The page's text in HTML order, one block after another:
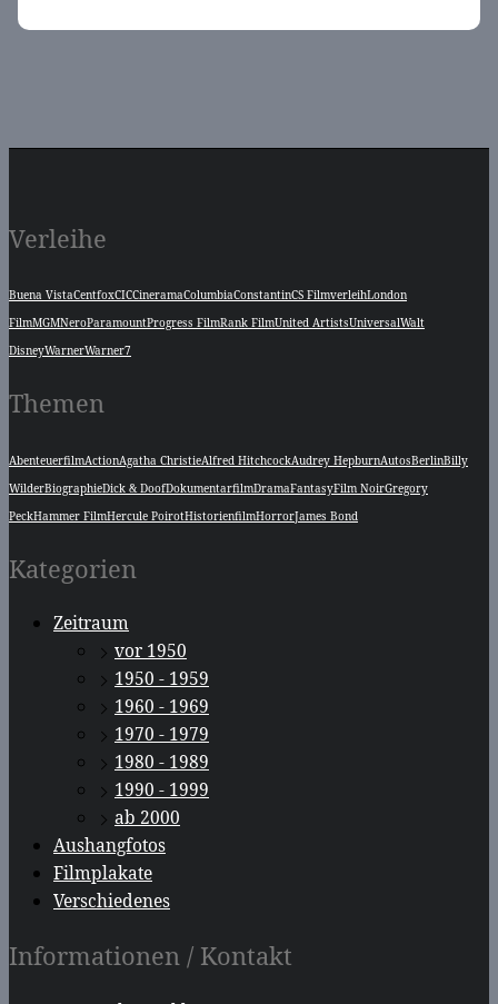
Verleihe
Buena VistaCentfoxCICCineramaColumbiaConstantinCS FilmverleihLondon
FilmMGMNeroParamountProgress FilmRank FilmUnited ArtistsUniversalWalt
DisneyWarnerWarner7
Themen
AbenteuerfilmActionAgatha ChristieAlfred HitchcockAudrey HepburnAutosBerlinBilly
WilderBiographieDick & DoofDokumentarfilmDramaFantasyFilm NoirGregory
PeckHammer FilmHercule PoirotHistorienfilmHorrorJames Bond
Kategorien
Zeitraum
vor 1950
1950 - 1959
1960 - 1969
1970 - 1979
1980 - 1989
1990 - 1999
ab 2000
Aushangfotos
Filmplakate
Verschiedenes
Informationen / Kontakt